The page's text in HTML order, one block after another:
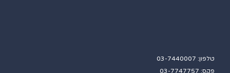
טלפון: 03-7440007
פקס: 03-7747757